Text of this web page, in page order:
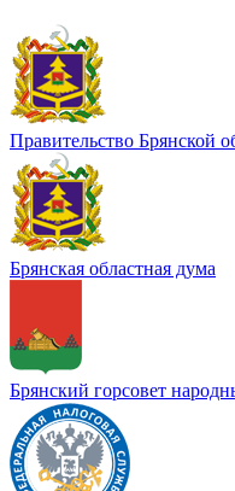
Правительство Брянской
Брянская областная дума
Брянский горсовет